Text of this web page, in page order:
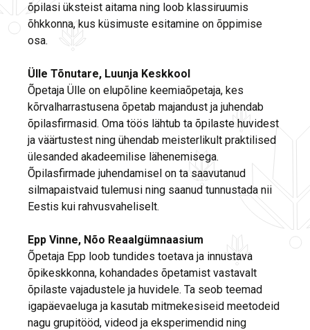
õpilasi üksteist aitama ning loob klassiruumis
õhkkonna, kus küsimuste esitamine on õppimise
osa.
Ülle Tõnutare, Luunja Keskkool
Õpetaja Ülle on elupõline keemiaõpetaja, kes
kõrvalharrastusena õpetab majandust ja juhendab
õpilasfirmasid. Oma töös lähtub ta õpilaste huvidest
ja väärtustest ning ühendab meisterlikult praktilised
ülesanded akadeemilise lähenemisega.
Õpilasfirmade juhendamisel on ta saavutanud
silmapaistvaid tulemusi ning saanud tunnustada nii
Eestis kui rahvusvaheliselt.
Epp Vinne, Nõo Reaalgümnaasium
Õpetaja Epp loob tundides toetava ja innustava
õpikeskkonna, kohandades õpetamist vastavalt
õpilaste vajadustele ja huvidele. Ta seob teemad
igapäevaeluga ja kasutab mitmekesiseid meetodeid
nagu grupitööd, videod ja eksperimendid ning